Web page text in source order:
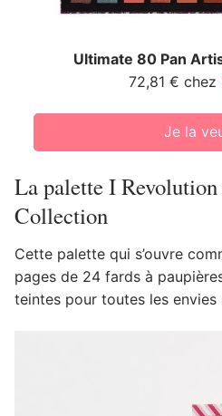
Ultimate 80 Pan
72,81 € chez
Je la
La palette I
Collection
Cette palette qui s’ouvre
pages de 24 fards à
teintes pour toutes les envies